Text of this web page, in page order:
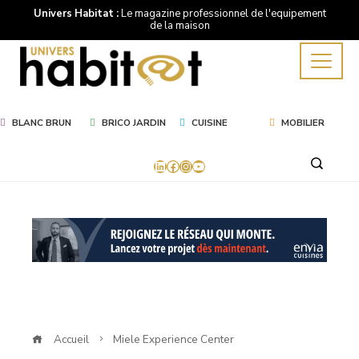
Univers Habitat :Le magazine professionnel de l'equipement
de la maison
BLANC BRUN BRICO JARDIN CUISINE MOBILIER
LinkedIn
Facebook
Instagram
YouTube
Mot
Clé
Experience
Accueil Miele Experience Center